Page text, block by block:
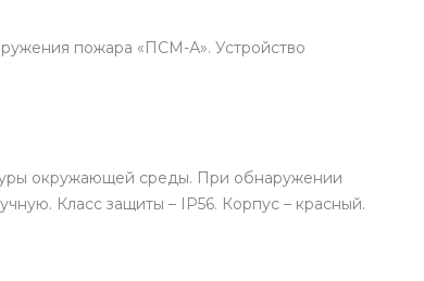
пожара «ПСМ-А». Устройство
окружающей среды. При обнаружении
Класс защиты – IP56. Корпус – красный.